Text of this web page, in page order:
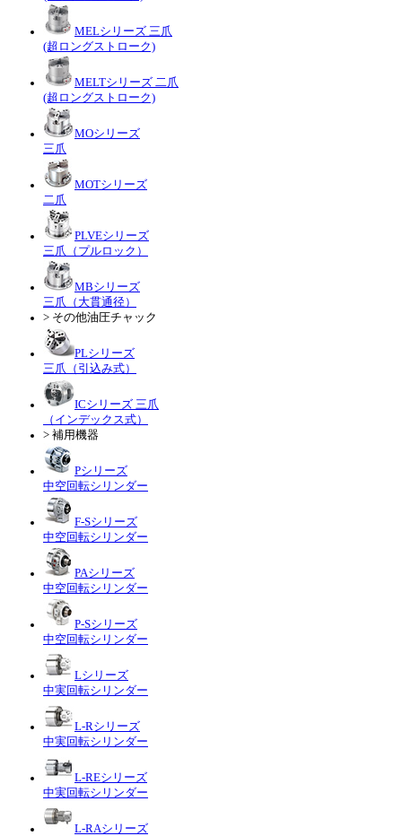
MELシリーズ 三爪
(超ロングストローク)
MELTシリーズ 二爪
(超ロングストローク)
MOシリーズ
三爪
MOTシリーズ
二爪
PLVEシリーズ
三爪（プルロック）
MBシリーズ
三爪（大貫通径）
> その他油圧チャック
PLシリーズ
三爪（引込み式）
ICシリーズ 三爪
（インデックス式）
> 補用機器
Pシリーズ
中空回転シリンダー
F-Sシリーズ
中空回転シリンダー
PAシリーズ
中空回転シリンダー
P-Sシリーズ
中空回転シリンダー
Lシリーズ
中実回転シリンダー
L-Rシリーズ
中実回転シリンダー
L-REシリーズ
中実回転シリンダー
L-RAシリーズ